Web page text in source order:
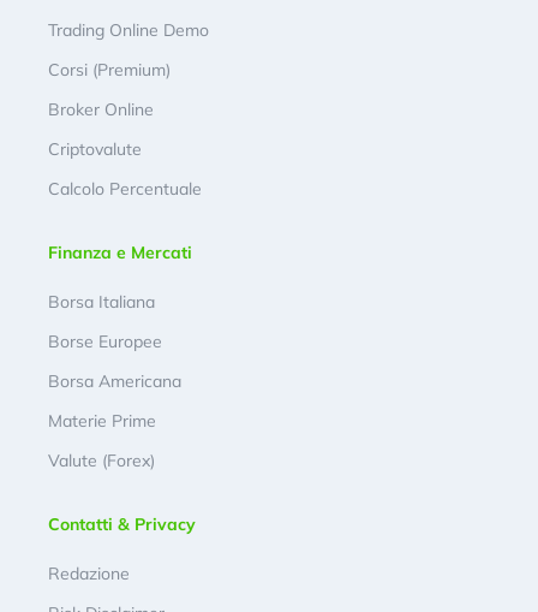
Trading Online Demo
Corsi (Premium)
Broker Online
Criptovalute
Calcolo Percentuale
Finanza e Mercati
Borsa Italiana
Borse Europee
Borsa Americana
Materie Prime
Valute (Forex)
Contatti & Privacy
Redazione